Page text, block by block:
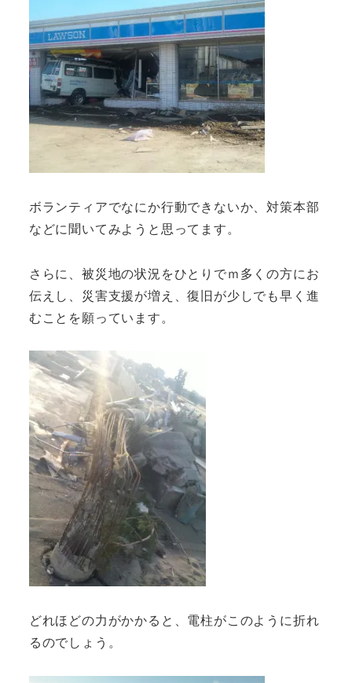
ボランティアでなにか行動できないか、対策本部
などに聞いてみようと思ってます。
さらに、被災地の状況をひとりでｍ多くの方にお
伝えし、災害支援が増え、復旧が少しでも早く進
むことを願っています。
どれほどの力がかかると、電柱がこのように折れ
るのでしょう。